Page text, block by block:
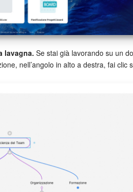
lavagna. Se stai già lavorando su un
nell’angolo in alto a destra, fai clic